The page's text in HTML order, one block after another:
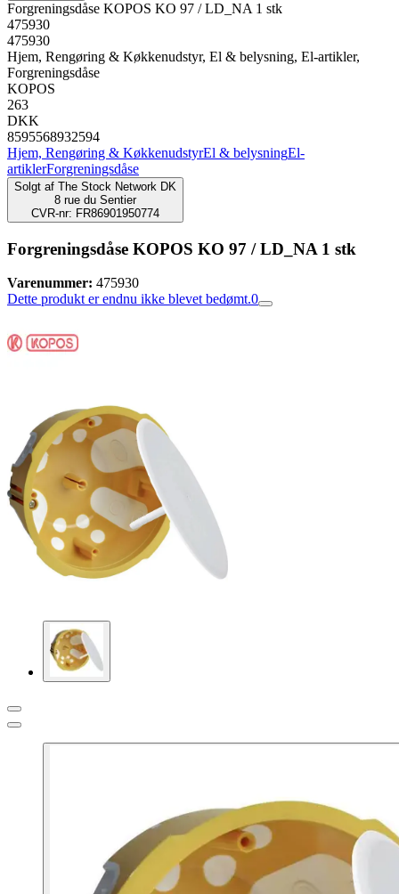
Forgreningsdåse KOPOS KO 97 / LD_NA 1 stk
475930
475930
Hjem, Rengøring & Køkkenudstyr, El & belysning, El-artikler,
Forgreningsdåse
KOPOS
263
DKK
8595568932594
Hjem, Rengøring & KøkkenudstyrEl & belysningEl-
artiklerForgreningsdåse
Solgt af The Stock Network DK
8 rue du Sentier
CVR-nr: FR86901950774
Forgreningsdåse KOPOS KO 97 / LD_NA 1 stk
Varenummer: 475930
Dette produkt er endnu ikke blevet bedømt.0